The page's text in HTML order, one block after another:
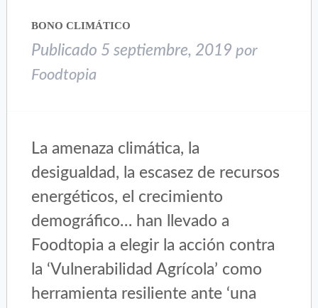
una
ventana
nueva)
una
ventana
nueva)
BONO CLIMÁTICO
Publicado 5 septiembre, 2019 por
Foodtopia
La amenaza climática, la
desigualdad, la escasez de recursos
energéticos, el crecimiento
demográfico… han llevado a
Foodtopia a elegir la acción contra
la ‘Vulnerabilidad Agrícola’ como
herramienta resiliente ante ‘una